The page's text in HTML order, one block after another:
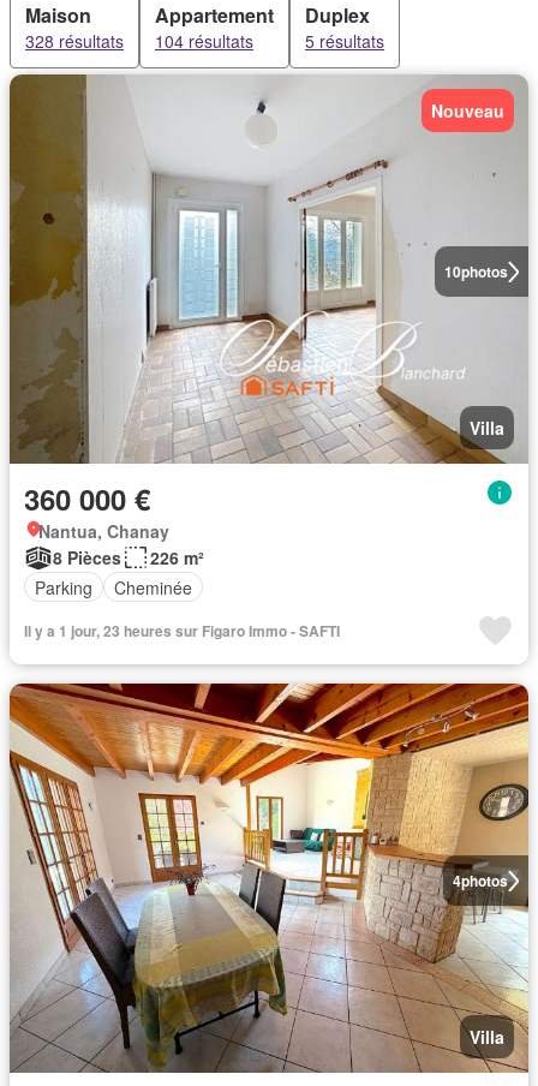
Maison
328 résultats
Appartement
104 résultats
Duplex
5 résultats
10photos
Nouveau
Villa
360 000 €
Nantua, Chanay
8 Pièces
226 m²
Parking
Cheminée
Il y a 1 jour, 23 heures sur Figaro Immo - SAFTI
4photos
Villa